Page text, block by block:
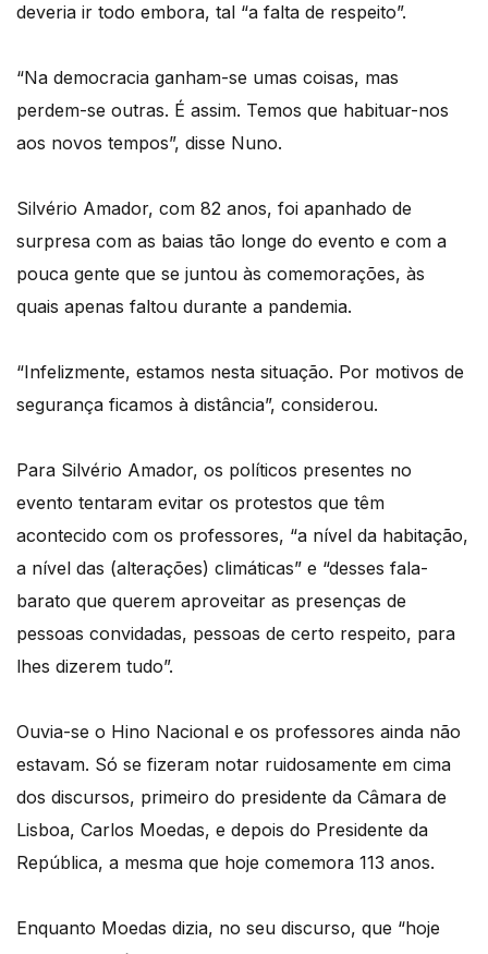
deveria ir todo embora, tal “a falta de respeito”.
“Na democracia ganham-se umas coisas, mas
perdem-se outras. É assim. Temos que habituar-nos
aos novos tempos”, disse Nuno.
Silvério Amador, com 82 anos, foi apanhado de
surpresa com as baias tão longe do evento e com a
pouca gente que se juntou às comemorações, às
quais apenas faltou durante a pandemia.
“Infelizmente, estamos nesta situação. Por motivos de
segurança ficamos à distância”, considerou.
Para Silvério Amador, os políticos presentes no
evento tentaram evitar os protestos que têm
acontecido com os professores, “a nível da habitação,
a nível das (alterações) climáticas” e “desses fala-
barato que querem aproveitar as presenças de
pessoas convidadas, pessoas de certo respeito, para
lhes dizerem tudo”.
Ouvia-se o Hino Nacional e os professores ainda não
estavam. Só se fizeram notar ruidosamente em cima
dos discursos, primeiro do presidente da Câmara de
Lisboa, Carlos Moedas, e depois do Presidente da
República, a mesma que hoje comemora 113 anos.
Enquanto Moedas dizia, no seu discurso, que “hoje